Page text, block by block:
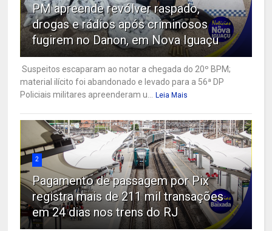
PM apreende revólver raspado,
drogas e rádios após criminosos
fugirem no Danon, em Nova Iguaçu
Suspeitos escaparam ao notar a chegada do 20º BPM;
material ilícito foi abandonado e levado para a 56ª DP
Policiais militares apreenderam u...
Leia Mais
2
Pagamento de passagem por Pix
registra mais de 211 mil transações
em 24 dias nos trens do RJ